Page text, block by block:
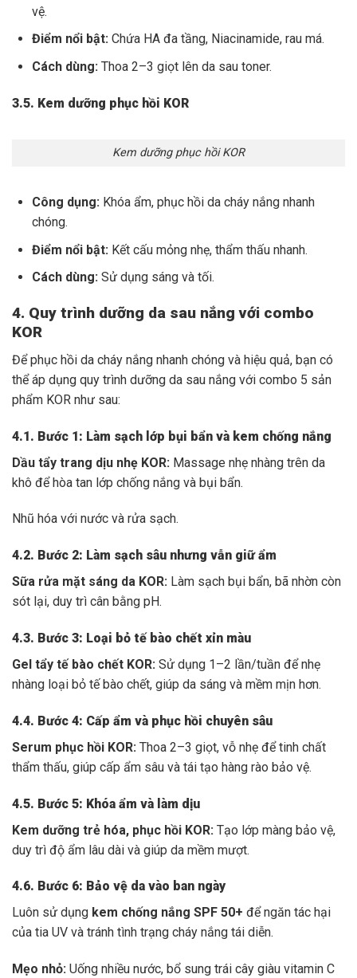
vệ.
Điểm nổi bật: Chứa HA đa tầng, Niacinamide, rau má.
Cách dùng: Thoa 2–3 giọt lên da sau toner.
3.5. Kem dưỡng phục hồi KOR
Kem dưỡng phục hồi KOR
Công dụng: Khóa ẩm, phục hồi da cháy nắng nhanh
chóng.
Điểm nổi bật: Kết cấu mỏng nhẹ, thẩm thấu nhanh.
Cách dùng: Sử dụng sáng và tối.
4. Quy trình dưỡng da sau nắng với combo
KOR
Để phục hồi da cháy nắng nhanh chóng và hiệu quả, bạn có
thể áp dụng quy trình dưỡng da sau nắng với combo 5 sản
phẩm KOR như sau:
4.1. Bước 1: Làm sạch lớp bụi bẩn và kem chống nắng
Dầu tẩy trang dịu nhẹ KOR: Massage nhẹ nhàng trên da
khô để hòa tan lớp chống nắng và bụi bẩn.
Nhũ hóa với nước và rửa sạch.
4.2. Bước 2: Làm sạch sâu nhưng vẫn giữ ẩm
Sữa rửa mặt sáng da KOR: Làm sạch bụi bẩn, bã nhờn còn
sót lại, duy trì cân bằng pH.
4.3. Bước 3: Loại bỏ tế bào chết xỉn màu
Gel tẩy tế bào chết KOR: Sử dụng 1–2 lần/tuần để nhẹ
nhàng loại bỏ tế bào chết, giúp da sáng và mềm mịn hơn.
4.4. Bước 4: Cấp ẩm và phục hồi chuyên sâu
Serum phục hồi KOR: Thoa 2–3 giọt, vỗ nhẹ để tinh chất
thẩm thấu, giúp cấp ẩm sâu và tái tạo hàng rào bảo vệ.
4.5. Bước 5: Khóa ẩm và làm dịu
Kem dưỡng trẻ hóa, phục hồi KOR: Tạo lớp màng bảo vệ,
duy trì độ ẩm lâu dài và giúp da mềm mượt.
4.6. Bước 6: Bảo vệ da vào ban ngày
Luôn sử dụng kem chống nắng SPF 50+ để ngăn tác hại
của tia UV và tránh tình trạng cháy nắng tái diễn.
Mẹo nhỏ: Uống nhiều nước, bổ sung trái cây giàu vitamin C